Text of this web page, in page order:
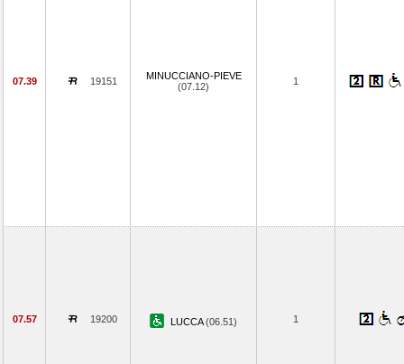
07.39 19151
MINUCCIANO-PIEVE
(07.12)
1
07.57 19200 LUCCA(06.51) 1